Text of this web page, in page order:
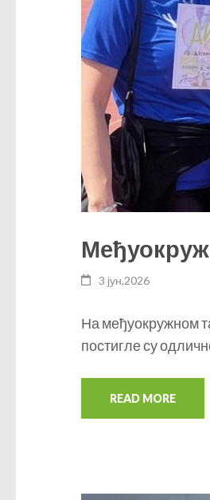
3 јун,2026
На међуокружном
постигле су
READ MORE